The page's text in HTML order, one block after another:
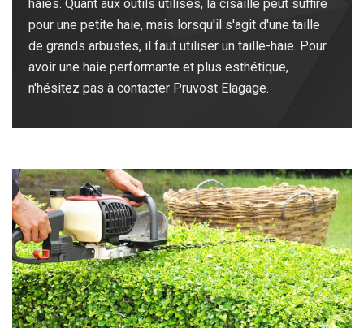
haies. Quant aux outils utilisés, la cisaille peut suffire
pour une petite haie, mais lorsqu'il s'agit d'une taille
de grands arbustes, il faut utiliser un taille-haie. Pour
avoir une haie performante et plus esthétique,
n'hésitez pas à contacter Pruvost Elagage.